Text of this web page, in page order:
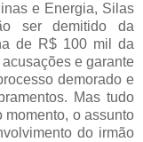
e Energia, Silas
ser demitido da
de R$ 100 mil da
e garante
demorado e
Mas tudo
o assunto
do irmão